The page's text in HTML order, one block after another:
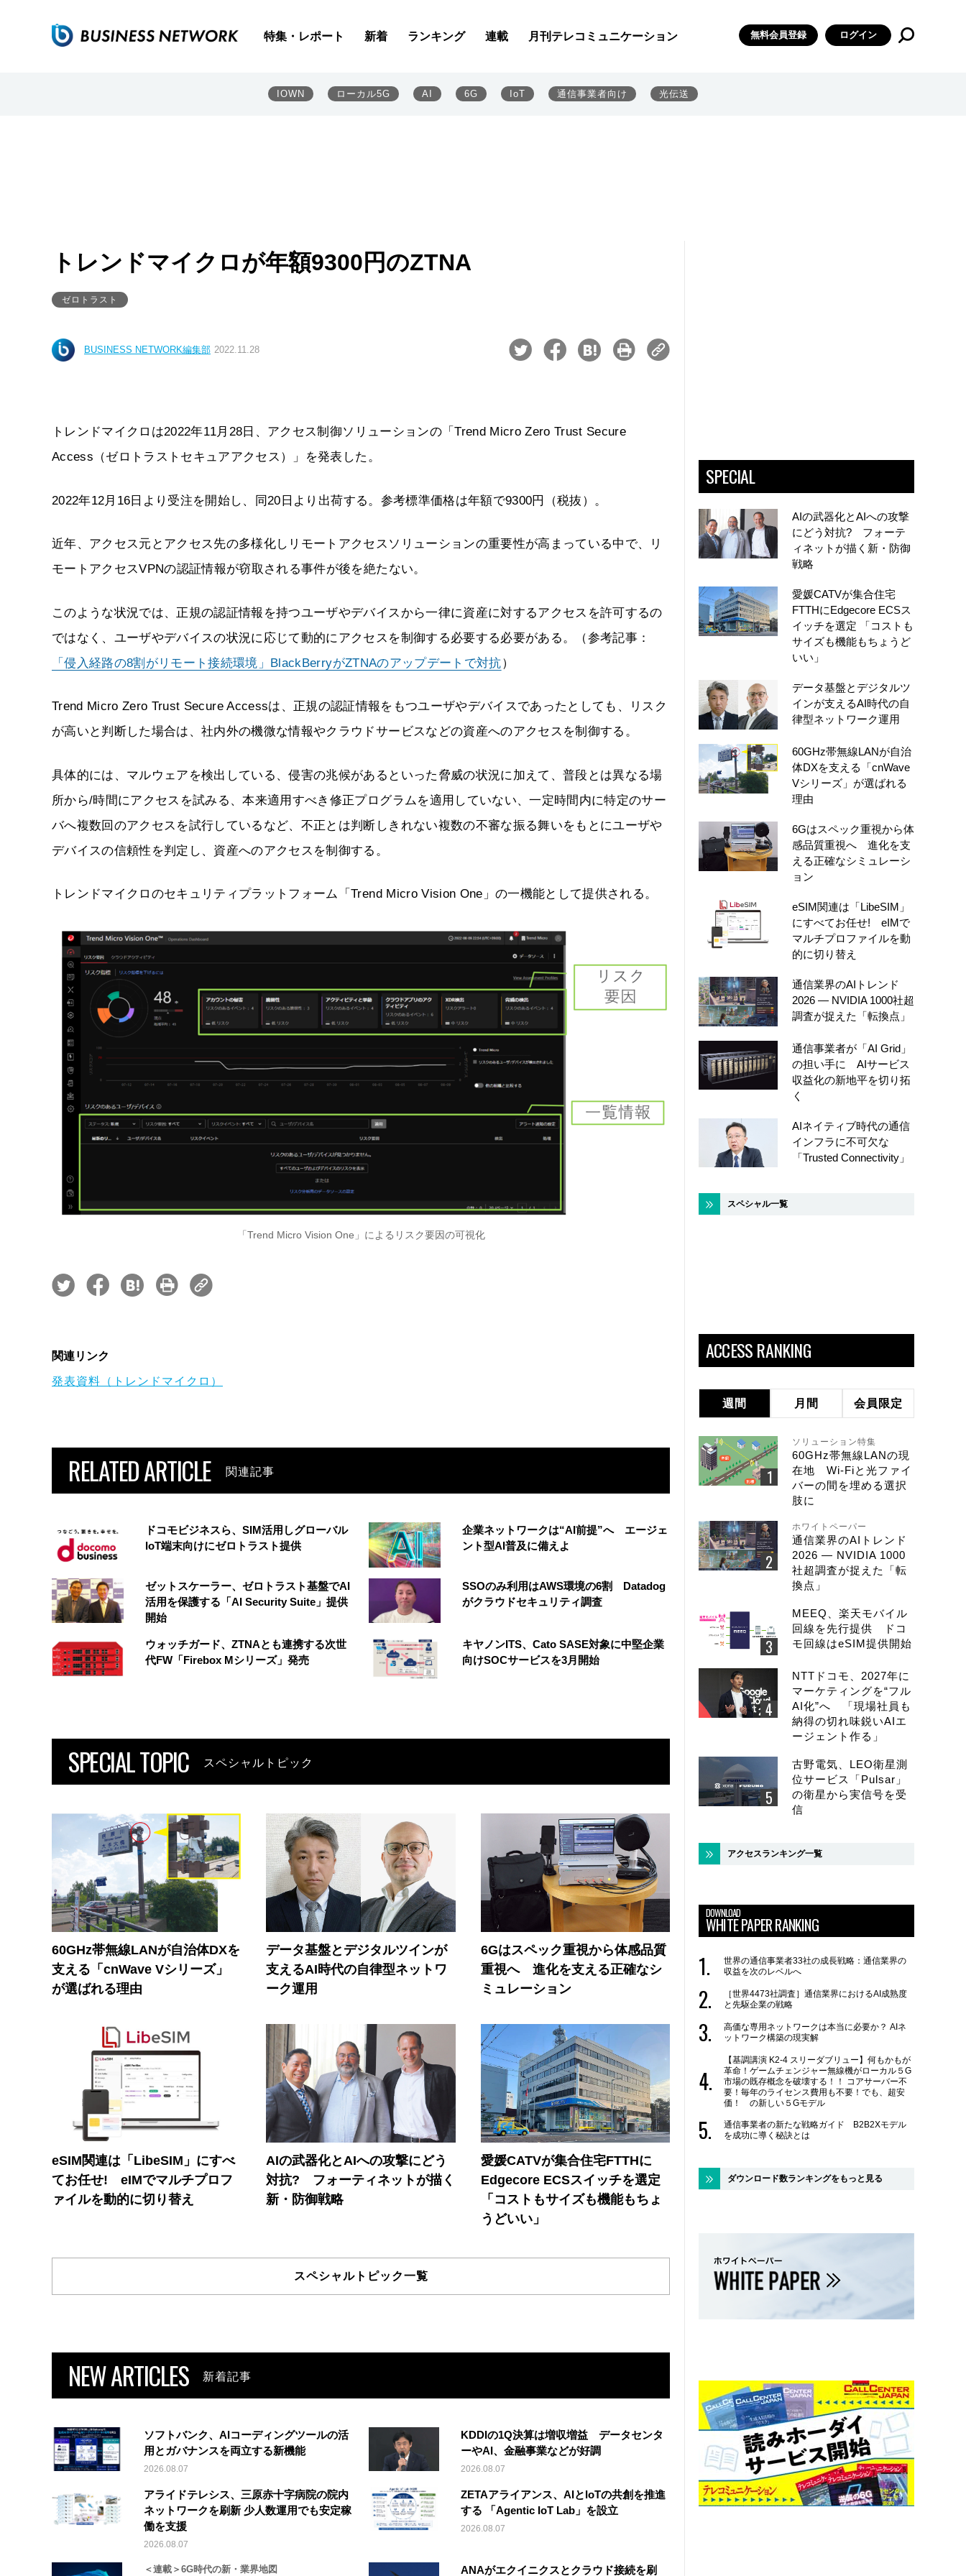
特集・レポート 新着 ランキング 連載 月刊テレコミュニケーション 無料会員登録 ログイン
IOWN ローカル5G AI 6G IoT 通信事業者向け 光伝送
トレンドマイクロが年額9300円のZTNA
ゼロトラスト
BUSINESS NETWORK編集部 2022.11.28
トレンドマイクロは2022年11月28日、アクセス制御ソリューションの「Trend Micro Zero Trust Secure
Access（ゼロトラストセキュアアクセス）」を発表した。
2022年12月16日より受注を開始し、同20日より出荷する。参考標準価格は年額で9300円（税抜）。
近年、アクセス元とアクセス先の多様化しリモートアクセスソリューションの重要性が高まっている中で、リ
モートアクセスVPNの認証情報が窃取される事件が後を絶たない。
このような状況では、正規の認証情報を持つユーザやデバイスから一律に資産に対するアクセスを許可するの
ではなく、ユーザやデバイスの状況に応じて動的にアクセスを制御する必要する必要がある。（参考記事：
「侵入経路の8割がリモート接続環境」BlackBerryがZTNAのアップデートで対抗）
Trend Micro Zero Trust Secure Accessは、正規の認証情報をもつユーザやデバイスであったとしても、リスク
が高いと判断した場合は、社内外の機微な情報やクラウドサービスなどの資産へのアクセスを制御する。
具体的には、マルウェアを検出している、侵害の兆候があるといった脅威の状況に加えて、普段とは異なる場
所から/時間にアクセスを試みる、本来適用すべき修正プログラムを適用していない、一定時間内に特定のサー
バへ複数回のアクセスを試行しているなど、不正とは判断しきれない複数の不審な振る舞いをもとにユーザや
デバイスの信頼性を判定し、資産へのアクセスを制御する。
トレンドマイクロのセキュリティプラットフォーム「Trend Micro Vision One」の一機能として提供される。
「Trend Micro Vision One」によるリスク要因の可視化
関連リンク
発表資料（トレンドマイクロ）
RELATED ARTICLE 関連記事
ドコモビジネスら、SIM活用しグローバル
IoT端末向けにゼロトラスト提供
企業ネットワークは“AI前提”へ エージェ
ント型AI普及に備えよ
ゼットスケーラー、ゼロトラスト基盤でAI
活用を保護する「AI Security Suite」提供
開始
SSOのみ利用はAWS環境の6割 Datadog
がクラウドセキュリティ調査
ウォッチガード、ZTNAとも連携する次世
代FW「Firebox Mシリーズ」発売
キヤノンITS、Cato SASE対象に中堅企業
向けSOCサービスを3月開始
SPECIAL TOPIC スペシャルトピック
60GHz帯無線LANが自治体DXを
支える「cnWave Vシリーズ」
が選ばれる理由
データ基盤とデジタルツインが
支えるAI時代の自律型ネットワ
ーク運用
6Gはスペック重視から体感品質
重視へ 進化を支える正確なシ
ミュレーション
eSIM関連は「LibeSIM」にすべ
てお任せ! eIMでマルチプロフ
ァイルを動的に切り替え
AIの武器化とAIへの攻撃にどう
対抗? フォーティネットが描く
新・防御戦略
愛媛CATVが集合住宅FTTHに
Edgecore ECSスイッチを選定
「コストもサイズも機能もちょ
うどいい」
スペシャルトピック一覧
NEW ARTICLES 新着記事
ソフトバンク、AIコーディングツールの活
用とガバナンスを両立する新機能
2026.08.07
KDDIの1Q決算は増収増益 データセンタ
ーやAI、金融事業などが好調
2026.08.07
アライドテレシス、三原赤十字病院の院内
ネットワークを刷新 少人数運用でも安定稼
働を支援
2026.08.07
ZETAアライアンス、AIとIoTの共創を推進
する 「Agentic IoT Lab」を設立
2026.08.07
＜連載＞6G時代の新・業界地図 ANAがエクイニクスとクラウド接続を刷
SPECIAL
AIの武器化とAIへの攻撃
にどう対抗? フォーテ
ィネットが描く新・防御
戦略
愛媛CATVが集合住宅
FTTHにEdgecore ECSス
イッチを選定 「コストも
サイズも機能もちょうど
いい」
データ基盤とデジタルツ
インが支えるAI時代の自
律型ネットワーク運用
60GHz帯無線LANが自治
体DXを支える「cnWave
Vシリーズ」が選ばれる
理由
6Gはスペック重視から体
感品質重視へ 進化を支
える正確なシミュレーシ
ョン
eSIM関連は「LibeSIM」
にすべてお任せ! eIMで
マルチプロファイルを動
的に切り替え
通信業界のAIトレンド
2026 ― NVIDIA 1000社超
調査が捉えた「転換点」
通信事業者が「AI Grid」
の担い手に AIサービス
収益化の新地平を切り拓
く
AIネイティブ時代の通信
インフラに不可欠な
「Trusted Connectivity」
スペシャル一覧
ACCESS RANKING
週間 月間 会員限定
ソリューション特集
60GHz帯無線LANの現
在地 Wi-Fiと光ファイ
バーの間を埋める選択
肢に
ホワイトペーパー
通信業界のAIトレンド
2026 ― NVIDIA 1000
社超調査が捉えた「転
換点」
MEEQ、楽天モバイル
回線を先行提供 ドコ
モ回線はeSIM提供開始
NTTドコモ、2027年に
マーケティングを“フル
AI化”へ 「現場社員も
納得の切れ味鋭いAIエ
ージェント作る」
古野電気、LEO衛星測
位サービス「Pulsar」
の衛星から実信号を受
信
アクセスランキング一覧
DOWNLOAD
WHITE PAPER RANKING
世界の通信事業者33社の成長戦略：通信業界の
収益を次のレベルへ
［世界4473社調査］通信業界におけるAI成熟度
と先駆企業の戦略
高価な専用ネットワークは本当に必要か？ AIネ
ットワーク構築の現実解
【基調講演 K2-4 スリーダブリュー】何もかもが
革命！ゲームチェンジャー無線機がローカル５G
市場の既存概念を破壊する！！ コアサーバー不
要！毎年のライセンス費用も不要！でも、超安
価！ の新しい５Gモデル
通信事業者の新たな戦略ガイド B2B2Xモデル
を成功に導く秘訣とは
ダウンロード数ランキングをもっと見る